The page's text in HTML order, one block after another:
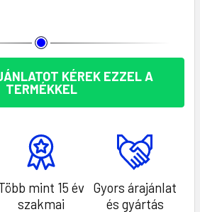
KÉREK EZZEL A
TERMÉKKEL
mint 15 év
szakmai
Gyors árajánlat
és gyártás